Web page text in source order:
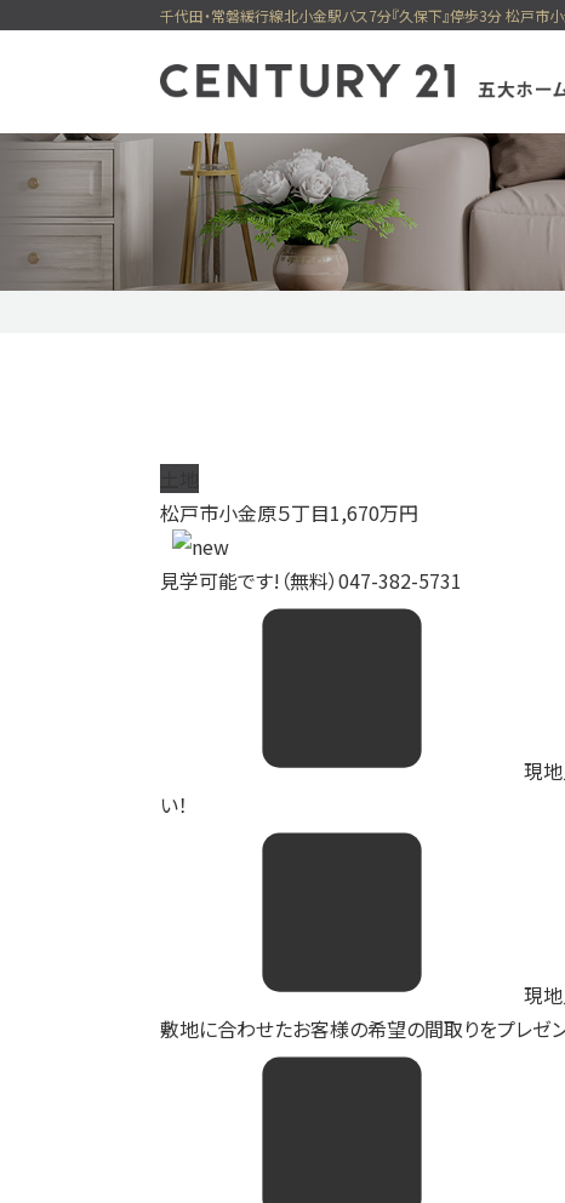
松戸市小金原５丁目1,670万円
見学可能です!（無料）047-382-5731
現
い！
現
敷地に合わせたお客様の希望の間取りをプレゼン